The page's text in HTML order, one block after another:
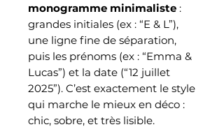
monogramme minimaliste :
grandes initiales (ex : “E & L”),
une ligne fine de séparation,
puis les prénoms (ex : “Emma &
Lucas”) et la date (“12 juillet
2025”). C’est exactement le style
qui marche le mieux en déco :
chic, sobre, et très lisible.